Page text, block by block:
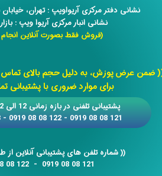
​​نشانی دفتر مرکزی آریواویپ : تهران،
نشانی انبار مرکزی آریوا ویپ :
(فروش فقط بصورت آنلاین
ضمن عرض پوزش، به دلیل حجم بالای تماس
برای موارد ضروری با پشتیبانی
​​​​​​​​​​​​​​(( ​​​​​​​شماره تلفن های پشتیبانی آنلاین
​​​​​​​121 08 08 0919 - 122 08 08 0919
​​پشتیبانی تلفنی در بازه زمانی 12 الی 22 انجام میپذیرد
121 08 08 0919 - 122 08 08 0919 - 123 08 08 0919